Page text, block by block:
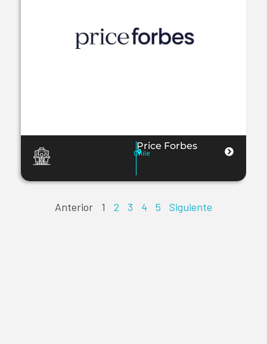
Price Forbes
Chile
Anterior 1 2 3 4 5 Siguiente